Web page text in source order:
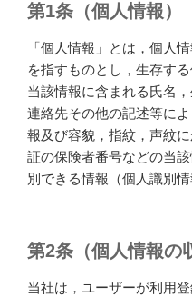
第1条（個人情報）
「個人情報」とは，個人
を指すものとし，生存す
当該情報に含まれる氏名
連絡先その他の記述等に
報及び容貌，指紋，声紋
証の保険者番号などの当
別できる情報（個人識別情
第2条（個人情報の
当社は，ユーザーが利用